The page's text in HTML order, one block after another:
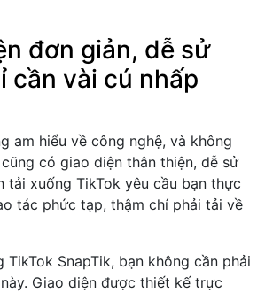
đơn giản, dễ sử
cần vài cú nhấp
am hiểu về công nghệ, và không
có giao diện thân thiện, dễ sử
tải xuống TikTok yêu cầu bạn thực
tác phức tạp, thậm chí phải tải về
TikTok SnapTik, bạn không cần phải
Giao diện được thiết kế trực